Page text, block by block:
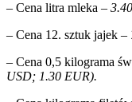
– Cena litra mleka –
– Cena 12. sztuk jajek –
– Cena 0,5 kilograma
USD; 1.30 EUR).